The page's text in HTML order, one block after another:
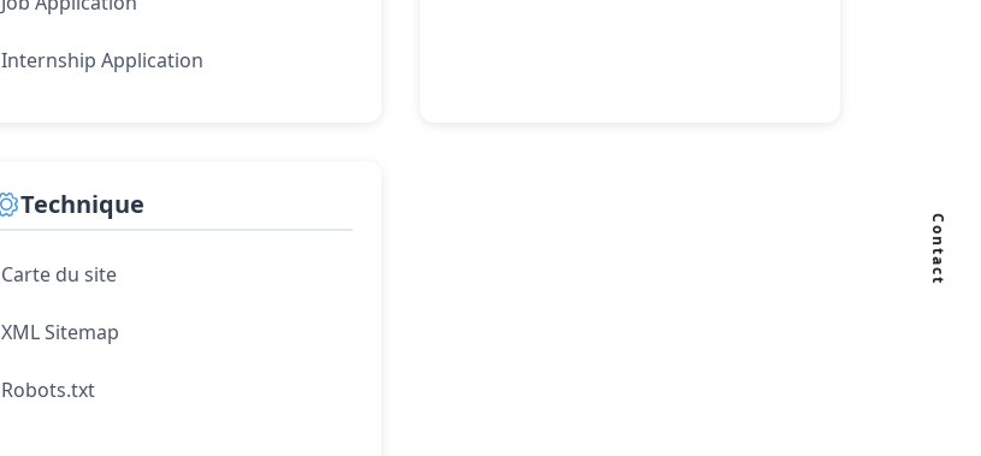
Contact
Internship Application
Technique
Carte du site
XML Sitemap
Robots.txt